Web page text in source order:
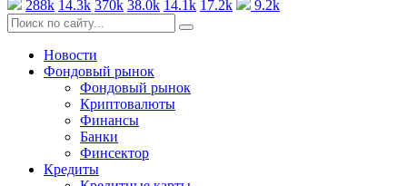
288k 14.3k 370k 38.0k 14.1k 17.2k 9.2k
Новости
Фондовый рынок
Фондовый рынок
Криптовалюты
Финансы
Банки
Финсектор
Кредиты